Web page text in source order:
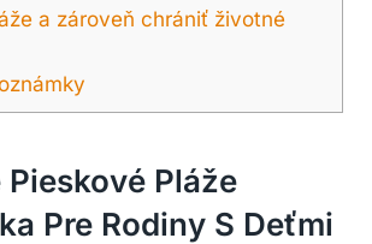
a zároveň chrániť životné
Pláže
Pre Rodiny S Deťmi